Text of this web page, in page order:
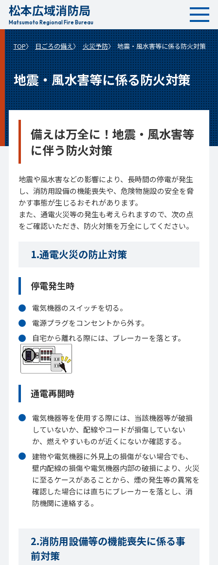
へ
移
動
松本広域消防局
Matsumoto Regional Fire Bureau
TOP 日ごろの備え 火災予防 地震・風水害等に係る防火対策
地震・風水害等に係る防火対策
備えは万全に！地震・風水害等
に伴う防火対策
地震や風水害などの影響により、長時間の停電が発生
し、消防用設備の機能喪失や、危険物施設の安全を脅
かす事態が生じるおそれがあります。
また、通電火災等の発生も考えられますので、次の点
をご確認いただき、防火対策を万全にしてください。
1.通電火災の防止対策
停電発生時
電気機器のスイッチを切る。
電源プラグをコンセントから外す。
自宅から離れる際には、ブレーカーを落とす。
通電再開時
電気機器等を使用する際には、当該機器等が破損
していないか、配線やコードが損傷していない
か、燃えやすいものが近くにないか確認する。
建物や電気機器に外見上の損傷がない場合でも、
壁内配線の損傷や電気機器内部の破損により、火災
に至るケースがあることから、煙の発生等の異常を
確認した場合には直ちにブレーカーを落とし、消
防機関に連絡する。
2.消防用設備等の機能喪失に係る事
前対策